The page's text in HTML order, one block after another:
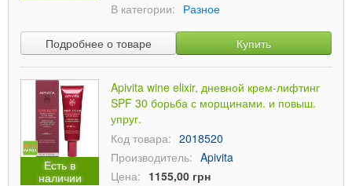
В категории: Разное
Подробнее о товаре Купить
Есть в
наличии
Apivita wine elixir, дневной крем-лифтинг
SPF 30 борьба с морщинами. и повыш.
упруг.
Код товара: 2018520
Производитель: Apivita
Цена: 1155,00 грн